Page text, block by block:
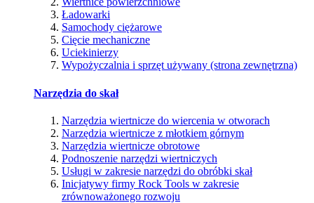
Ładowarki
Samochody ciężarowe
Cięcie mechaniczne
Uciekinierzy
Wypożyczalnia i sprzęt używany (strona zewnętrzna)
Narzędzia do skał
Narzędzia wiertnicze do wiercenia w otworach
Narzędzia wiertnicze z młotkiem górnym
Narzędzia wiertnicze obrotowe
Podnoszenie narzędzi wiertniczych
Usługi w zakresie narzędzi do obróbki skał
Inicjatywy firmy Rock Tools w zakresie
zrównoważonego rozwoju